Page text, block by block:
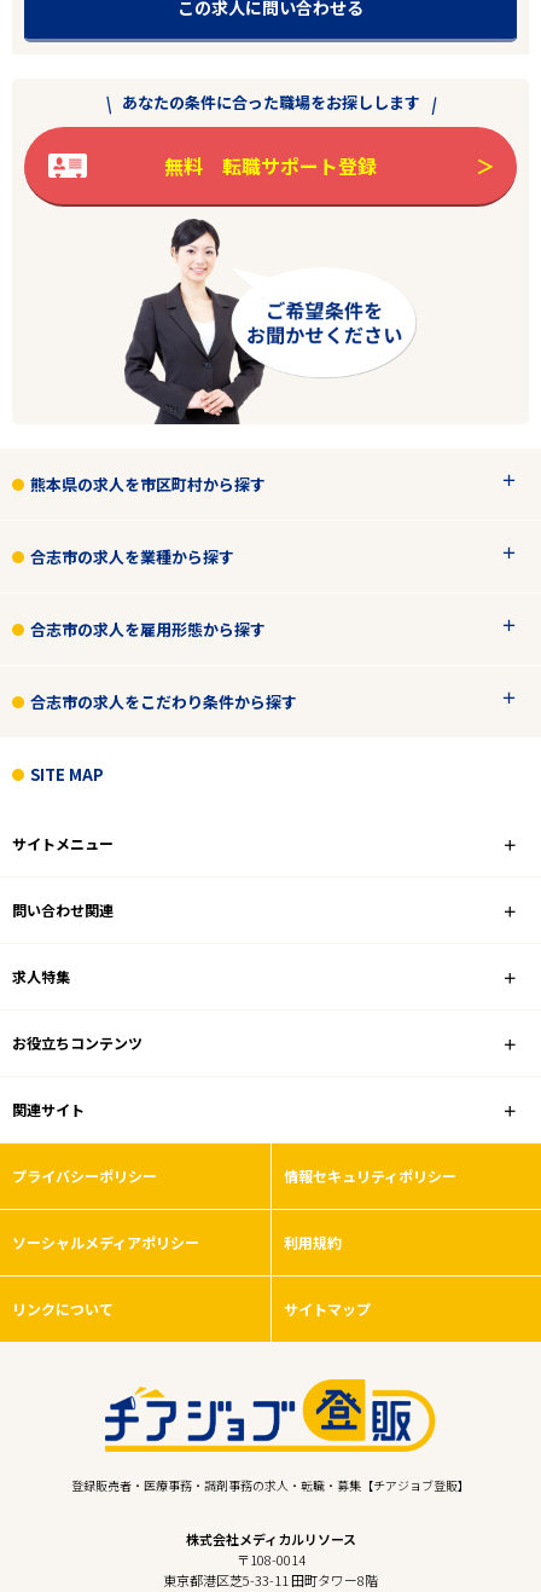
エリアで探す 駅から探す
合志市
こだわり条件
フリーワード
この求人に問い合わせる
あなたの条件に合った職場をお探しします
無料 転職サポート登録
熊本県の求人を市区町村から探す
合志市の求人を業種から探す
合志市の求人を雇用形態から探す
合志市の求人をこだわり条件から探す
SITE MAP
サイトメニュー
問い合わせ関連
求人特集
お役立ちコンテンツ
関連サイト
プライバシーポリシー 情報セキュリティポリシー
ソーシャルメディアポリシー 利用規約
リンクについて サイトマップ
登録販売者・医療事務・調剤事務の求人・転職・募集【チアジョブ登販】
株式会社メディカルリソース
〒108-0014
東京都港区芝5-33-11 田町タワー8階